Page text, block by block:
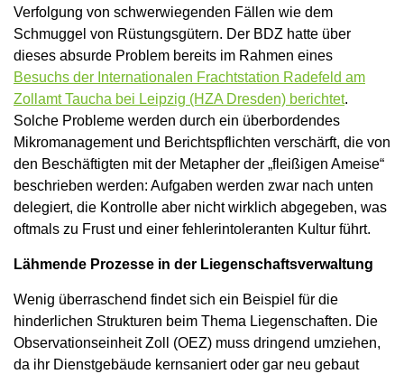
Verfolgung von schwerwiegenden Fällen wie dem
Schmuggel von Rüstungsgütern. Der BDZ hatte über
dieses absurde Problem bereits im Rahmen eines
Besuchs der Internationalen Frachtstation Radefeld am
Zollamt Taucha bei Leipzig (HZA Dresden) berichtet.
Solche Probleme werden durch ein überbordendes
Mikromanagement und Berichtspflichten verschärft, die von
den Beschäftigten mit der Metapher der „fleißigen Ameise“
beschrieben werden: Aufgaben werden zwar nach unten
delegiert, die Kontrolle aber nicht wirklich abgegeben, was
oftmals zu Frust und einer fehlerintoleranten Kultur führt.
Lähmende Prozesse in der Liegenschaftsverwaltung
Wenig überraschend findet sich ein Beispiel für die
hinderlichen Strukturen beim Thema Liegenschaften. Die
Observationseinheit Zoll (OEZ) muss dringend umziehen,
da ihr Dienstgebäude kernsaniert oder gar neu gebaut